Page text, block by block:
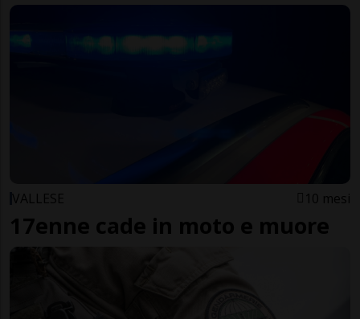
VALLESE 10 mesi
17enne cade in moto e muore